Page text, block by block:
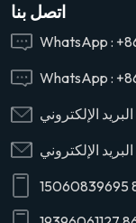
اتصل بنا
WhatsApp :
WhatsApp :